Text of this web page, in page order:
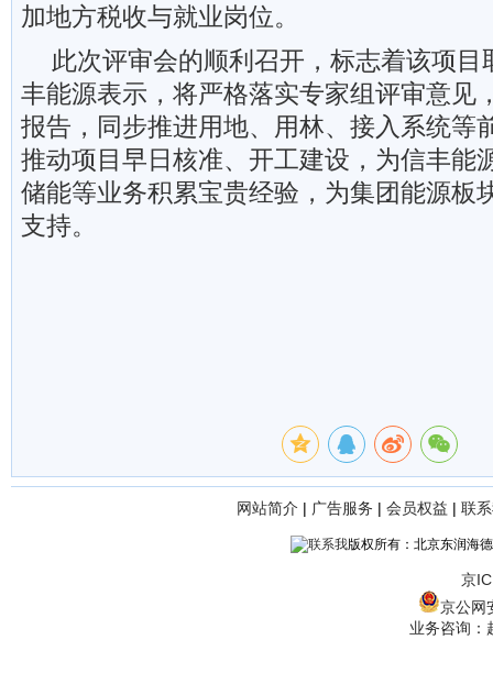
加地方税收与就业岗位。
此次评审会的顺利召开，标志着该项
丰能源表示，将严格落实专家组评审意见
报告，同步推进用地、用林、接入系统等
推动项目早日核准、开工建设，为信丰能
储能等业务积累宝贵经验，为集团能源板
支持。
网站简介 | 广告服务 | 会员权益 | 联
版权所有：北京东润海
京
京公网
业务咨询：